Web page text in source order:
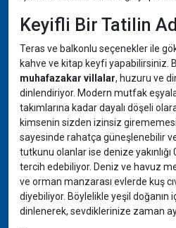
Keyifli Bir Tatilin
Teras ve balkonlu seçenekler ile
kahve ve kitap keyfi yapabilirsiniz.
muhafazakar villalar, huzuru ve
dinlendiriyor. Modern mutfak
takımlarına kadar dayalı döşeli
kimsenin sizden izinsiz
sayesinde rahatça güneşlenebilir
tutkunu olanlar ise denize
tercih edebiliyor. Deniz ve havuz
ve orman manzarası evlerde kuş
diyebiliyor. Böylelikle yeşil doğanın
dinlenerek, sevdiklerinize zaman